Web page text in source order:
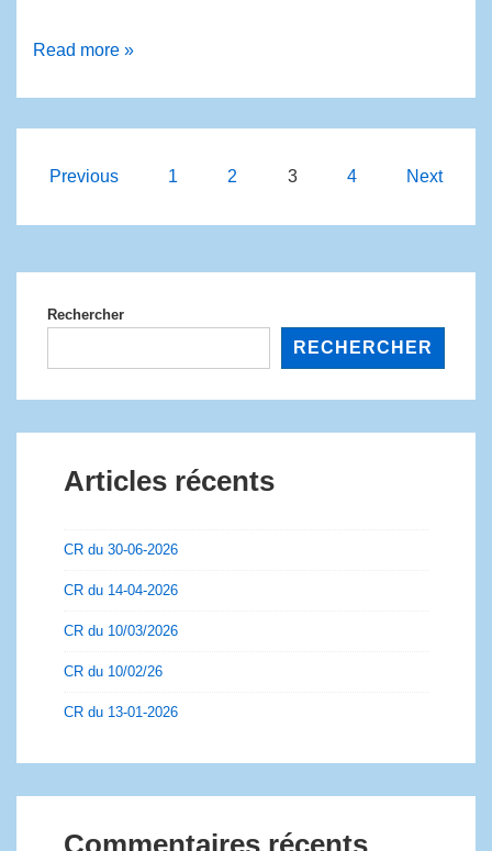
Read more »
Previous 1 2 3 4 Next
Rechercher
RECHERCHER
Articles récents
CR du 30-06-2026
CR du 14-04-2026
CR du 10/03/2026
CR du 10/02/26
CR du 13-01-2026